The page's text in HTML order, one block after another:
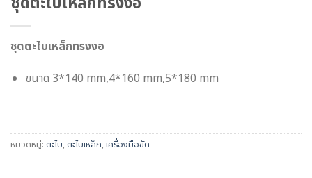
ชุดตะไบเหล็กทรงงอ
ขนาด 3*140 mm,4*160 mm,5*180 mm
หมวดหมู่: ตะไบ,ตะไบเหล็ก,เครื่องมือขัด